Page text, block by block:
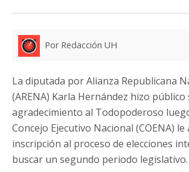
Por Redacción UH
La diputada por Alianza Republicana
(ARENA) Karla Hernández hizo público
agradecimiento al Todopoderoso
Concejo Ejecutivo Nacional (COENA)
inscripción al proceso de elecciones
buscar un segundo periodo legislativo.